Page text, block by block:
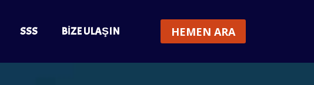
SSS BIZE ULAŞIN HEMEN ARA